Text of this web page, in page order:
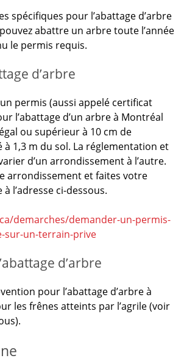
spécifiques pour l’abattage d’arbre
abattre un arbre toute l’année
le permis requis.
d’arbre
permis (aussi appelé certificat
l’abattage d’un arbre à Montréal
ou supérieur à 10 cm de
1,3 m du sol. La réglementation et
d’un arrondissement à l’autre.
arrondissement et faites votre
l’adresse ci-dessous.
demarches/demander-un-permis-
sur-un-terrain-prive
d’arbre
pour l’abattage d’arbre à
les frênes atteints par l’agrile (voir